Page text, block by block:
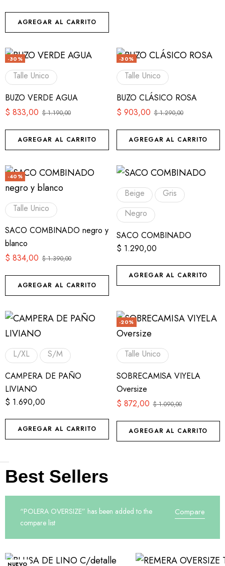
AGREGAR AL CARRITO
-30%
Talle Unico
BUZO VERDE AGUA
$1.190,00
$ 833,00
AGREGAR AL CARRITO
-30%
Talle Unico
BUZO CLÁSICO ROSA
$1.290,00
$ 903,00
AGREGAR AL CARRITO
-40%
Talle Unico
SACO COMBINADO negro y
blanco
$1.390,00
$ 834,00
AGREGAR AL CARRITO
Beige
Gris
Negro
SACO COMBINADO
$ 1.290,00
AGREGAR AL CARRITO
L/XL
S/M
CAMPERA DE PAÑO
LIVIANO
$ 1.690,00
AGREGAR AL CARRITO
-20%
Talle Unico
SOBRECAMISA VIYELA
Oversize
$1.090,00
$ 872,00
AGREGAR AL CARRITO
Best Sellers
Compare
“POLERA OVERSIZE” has been added to the
compare list
NUEVO